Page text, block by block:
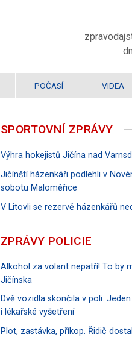
POČASÍ VIDEA
SPORTOVNÍ ZPRÁVY
Výhra hokejistů Jičína nad
Jičínští házenkáři podlehli v
sobotu Maloměřice
V Litovli se rezervě házenkářů
ZPRÁVY POLICIE
Alkohol za volant nepatří! To by
Jičínska
Dvě vozidla skončila v poli.
i lékařské vyšetření
Plot, zastávka, příkop. Řidič